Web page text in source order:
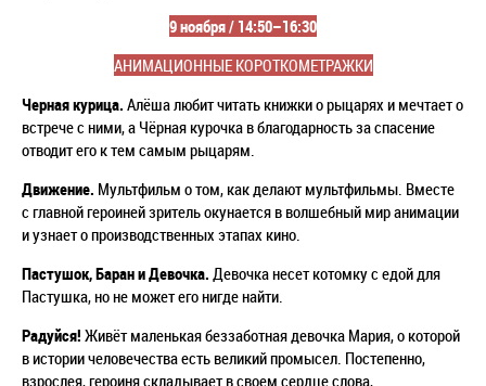
9 ноября / 14:50–16:30
АНИМАЦИОННЫЕ КОРОТКОМЕТРАЖКИ
Черная курица. Алёша любит читать книжки о рыцарях и мечтает о
встрече с ними, а Чёрная курочка в благодарность за спасение
отводит его к тем самым рыцарям.
Движение. Мультфильм о том, как делают мультфильмы. Вместе
с главной героиней зритель окунается в волшебный мир анимации
и узнает о производственных этапах кино.
Пастушок, Баран и Девочка. Девочка несет котомку с едой для
Пастушка, но не может его нигде найти.
Радуйся! Живёт маленькая беззаботная девочка Мария, о которой
в истории человечества есть великий промысел. Постепенно,
взрослея, героиня складывает в своем сердце слова,